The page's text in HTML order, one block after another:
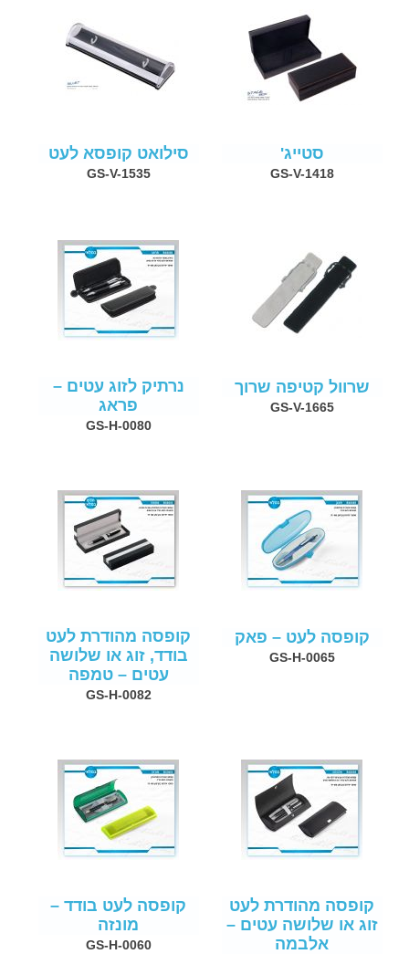
סטייג'
GS-V-1418
סילואט קופסא לעט
GS-V-1535
שרוול קטיפה שרוך
GS-V-1665
נרתיק לזוג עטים –
פראג
GS-H-0080
קופסה לעט – פאק
GS-H-0065
קופסה מהודרת לעט
בודד, זוג או שלושה
עטים – טמפה
GS-H-0082
קופסה מהודרת לעט
זוג או שלושה עטים –
אלבמה
קופסה לעט בודד –
מונזה
GS-H-0060